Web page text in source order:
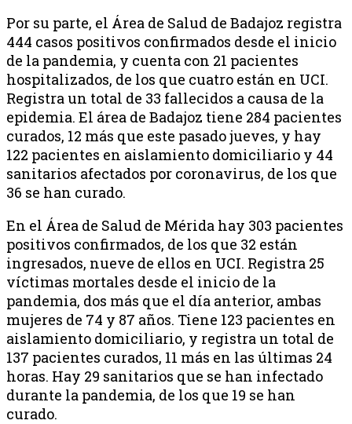
Por su parte, el Área de Salud de Badajoz registra
444 casos positivos confirmados desde el inicio
de la pandemia, y cuenta con 21 pacientes
hospitalizados, de los que cuatro están en UCI.
Registra un total de 33 fallecidos a causa de la
epidemia. El área de Badajoz tiene 284 pacientes
curados, 12 más que este pasado jueves, y hay
122 pacientes en aislamiento domiciliario y 44
sanitarios afectados por coronavirus, de los que
36 se han curado.
En el Área de Salud de Mérida hay 303 pacientes
positivos confirmados, de los que 32 están
ingresados, nueve de ellos en UCI. Registra 25
víctimas mortales desde el inicio de la
pandemia, dos más que el día anterior, ambas
mujeres de 74 y 87 años. Tiene 123 pacientes en
aislamiento domiciliario, y registra un total de
137 pacientes curados, 11 más en las últimas 24
horas. Hay 29 sanitarios que se han infectado
durante la pandemia, de los que 19 se han
curado.